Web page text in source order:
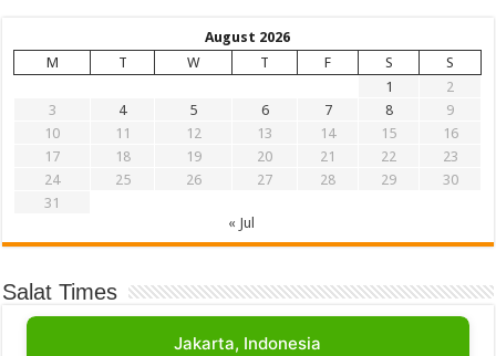
August 2026
M
T W T F S
S
1
2
3
4 5 6 7 8
9
10
11 12 13 14 15
16
17
18 19 20 21 22
23
24
25 26 27 28 29
30
31
« Jul
Salat Times
Jakarta, Indonesia